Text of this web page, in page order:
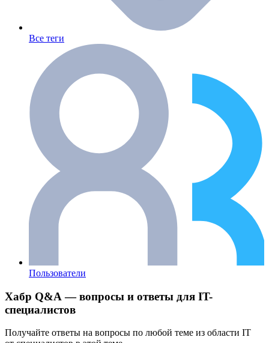
Все теги
Пользователи
Хабр Q&A — вопросы и ответы для IT-
специалистов
Получайте ответы на вопросы по любой теме из области IT